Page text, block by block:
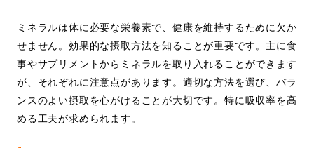
ミネラルは体に必要な栄養素で、健康を維持するために欠か
せません。効果的な摂取方法を知ることが重要です。主に食
事やサプリメントからミネラルを取り入れることができます
が、それぞれに注意点があります。適切な方法を選び、バラ
ンスのよい摂取を心がけることが大切です。特に吸収率を高
める工夫が求められます。